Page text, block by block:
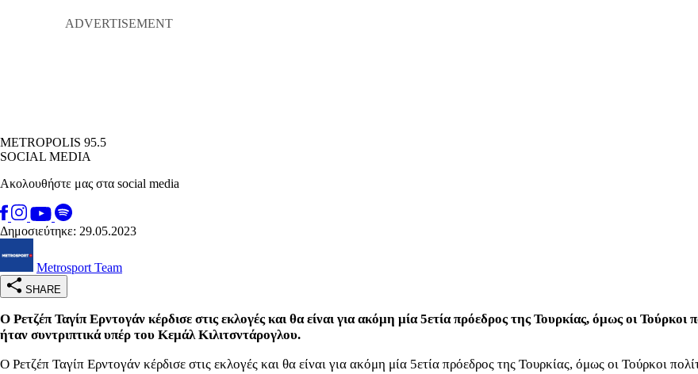
METROPOLIS 95.5
SOCIAL MEDIA
Ακολουθήστε μας στα social media
Δημοσιεύτηκε: 29.05.2023
Metrosport Team
SHARE
Ο Ρετζέπ Ταγίπ Ερντογάν κέρδισε στις εκλογές και θα είναι για ακόμη μία 5ετία πρόεδρος της Τουρκίας, όμως οι
ήταν συντριπτικά υπέρ του Κεμάλ Κιλιτσντάρογλου.
Ο Ρετζέπ Ταγίπ Ερντογάν κέρδισε στις εκλογές και θα είναι για ακόμη μία 5ετία πρόεδρος της Τουρκίας, όμως οι Τούρκοι